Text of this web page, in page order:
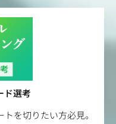
ド選考
を切りたい方必見。